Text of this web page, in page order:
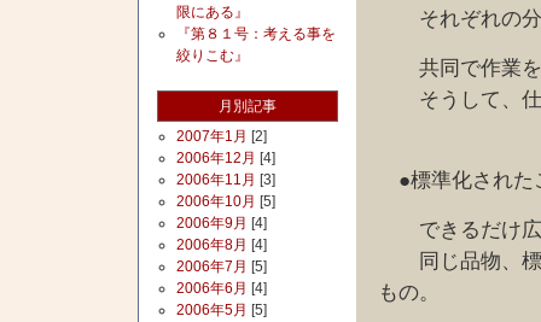
限にある』
『第８１号：考える事を
絞りこむ』
月別記事
2007年1月 [2]
2006年12月 [4]
2006年11月 [3]
2006年10月 [5]
2006年9月 [4]
2006年8月 [4]
2006年7月 [5]
2006年6月 [4]
2006年5月 [5]
それぞれの分
共同で作業を
そうして、仕
●標準化された
できるだけ広
同じ品物、標
もの。